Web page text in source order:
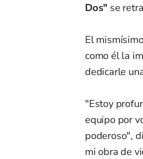
Dos" se
El
como él la
dedicarle
"Estoy
equipo por
poderoso",
mi obra de